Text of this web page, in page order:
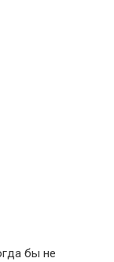
бы не